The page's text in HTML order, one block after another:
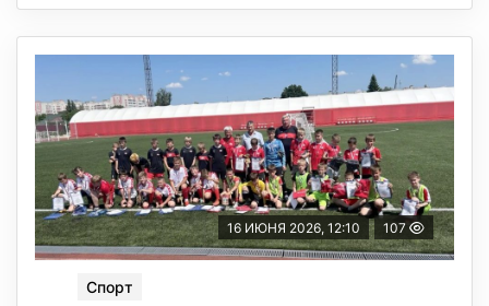
16 ИЮНЯ 2026, 12:10 107
Спорт